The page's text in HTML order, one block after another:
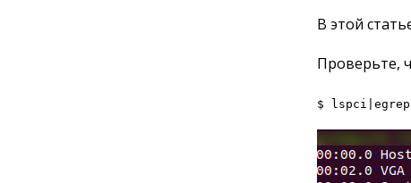
В этой
Проверьте,
$